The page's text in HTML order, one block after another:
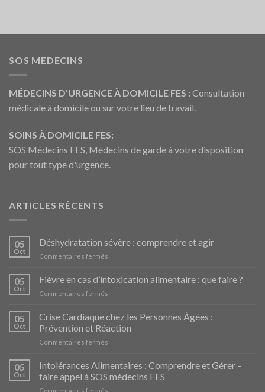
SOS MEDECINS
MÉDECINS D'URGENCE À DOMICILE FES : Consultation
médicale à domicile ou sur votre lieu de travail.
SOINS À DOMICILE FES:
SOS Médecins FES, Médecins de garde à votre disposition
pour tout type d'urgence.
ARTICLES RÉCENTS
05
Oct
Déshydratation sévère : comprendre et agir
Commentaires fermés
sévère
:
agir
05
Oct
Fièvre en cas d’intoxication alimentaire : que faire ?
Commentaires fermés
en
cas
d’intoxication
que
faire
05
Oct
Crise Cardiaque chez les Personnes Âgées :
Prévention et Réaction
Commentaires fermés
Cardiaque
chez
les
05
Oct
Intolérances Alimentaires : Comprendre et Gérer –
faire appel à SOS médecins FES